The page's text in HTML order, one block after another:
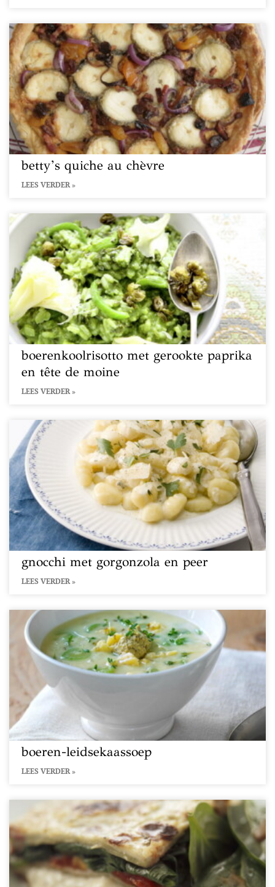
betty’s quiche au chèvre
LEES VERDER »
boerenkoolrisotto met gerookte paprika
en tête de moine
LEES VERDER »
gnocchi met gorgonzola en peer
LEES VERDER »
boeren-leidsekaassoep
LEES VERDER »